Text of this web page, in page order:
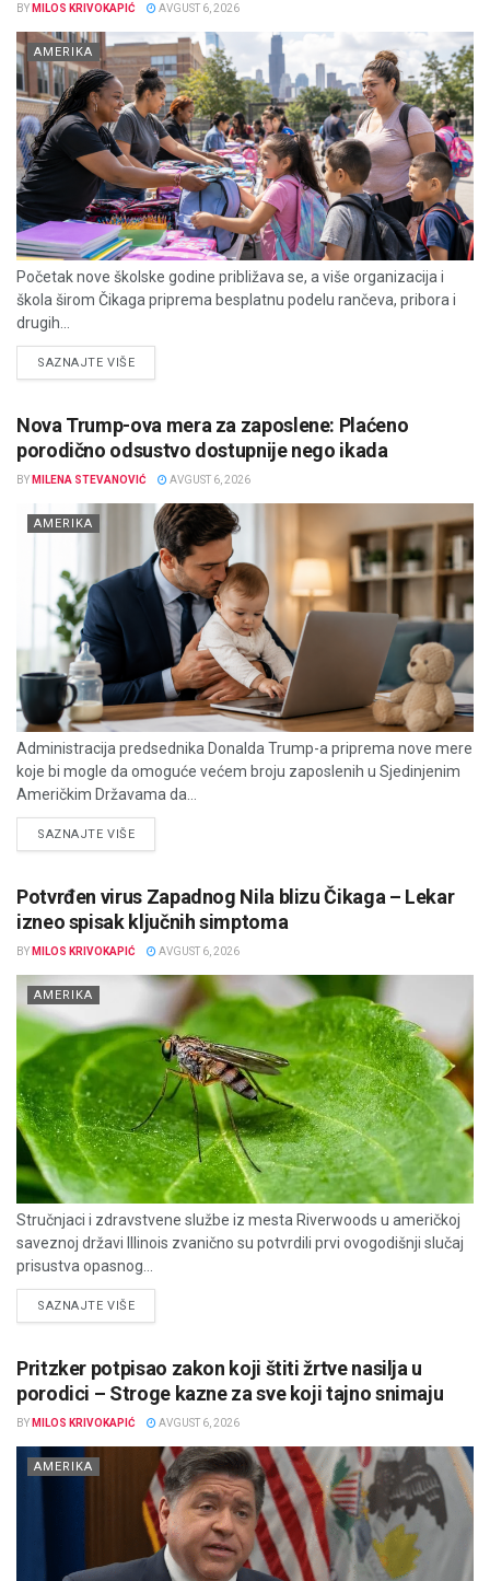
BY MILOS KRIVOKAPIĆ AVGUST 6, 2026
AMERIKA
Početak nove školske godine približava se, a više organizacija i
škola širom Čikaga priprema besplatnu podelu rančeva, pribora i
drugih...
SAZNAJTE VIŠEDETAILS
Nova Trump-ova mera za zaposlene: Plaćeno
porodično odsustvo dostupnije nego ikada
BY MILENA STEVANOVIĆ AVGUST 6, 2026
AMERIKA
Administracija predsednika Donalda Trump-a priprema nove mere
koje bi mogle da omoguće većem broju zaposlenih u Sjedinjenim
Američkim Državama da...
SAZNAJTE VIŠEDETAILS
Potvrđen virus Zapadnog Nila blizu Čikaga – Lekar
izneo spisak ključnih simptoma
BY MILOS KRIVOKAPIĆ AVGUST 6, 2026
AMERIKA
Stručnjaci i zdravstvene službe iz mesta Riverwoods u američkoj
saveznoj državi Illinois zvanično su potvrdili prvi ovogodišnji slučaj
prisustva opasnog...
SAZNAJTE VIŠEDETAILS
Pritzker potpisao zakon koji štiti žrtve nasilja u
porodici – Stroge kazne za sve koji tajno snimaju
BY MILOS KRIVOKAPIĆ AVGUST 6, 2026
AMERIKA